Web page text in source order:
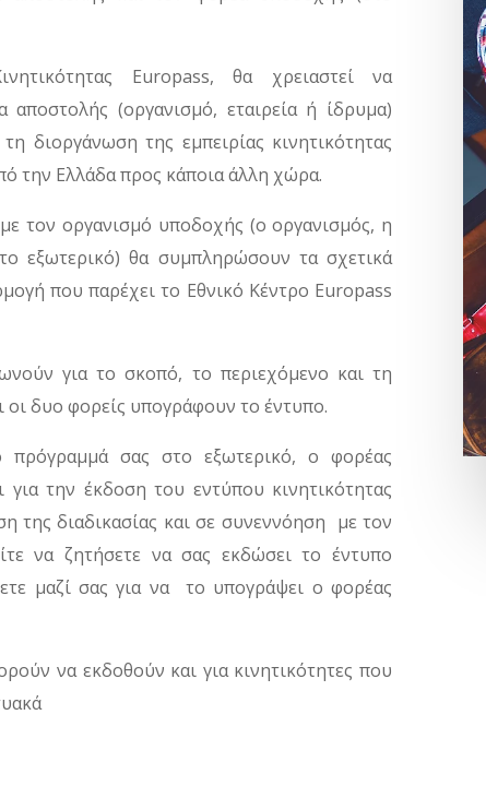
Europass, θα χρειαστεί να
αποστολής (οργανισμό, εταιρεία ή ίδρυμα)
διοργάνωση της εμπειρίας κινητικότητας
την Ελλάδα προς κάποια άλλη χώρα.
τον οργανισμό υποδοχής (ο οργανισμός, η
εξωτερικό) θα συμπληρώσουν τα σχετικά
που παρέχει το Εθνικό Κέντρο Europass
για το σκοπό, το περιεχόμενο και τη
οι δυο φορείς υπογράφουν το έντυπο.
πρόγραμμά σας στο εξωτερικό, ο φορέας
για την έκδοση του εντύπου κινητικότητας
της διαδικασίας και σε συνεννόηση με τον
να ζητήσετε να σας εκδώσει το έντυπο
μαζί σας για να το υπογράψει ο φορέας
να εκδοθούν και για κινητικότητες που